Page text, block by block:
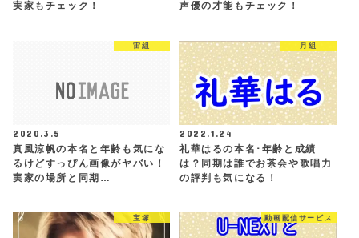
実家もチェック！
声優の才能もチェック！
宙組
2020.3.5
真風涼帆の本名と年齢も気にな
るけどすっぴん画像がヤバい！
実家の場所と同期…
月組
2022.1.24
礼華はるの本名･年齢と成績
は？同期は誰でお茶会や歌唱力
の評判も気になる！
宝塚 動画配信サービス